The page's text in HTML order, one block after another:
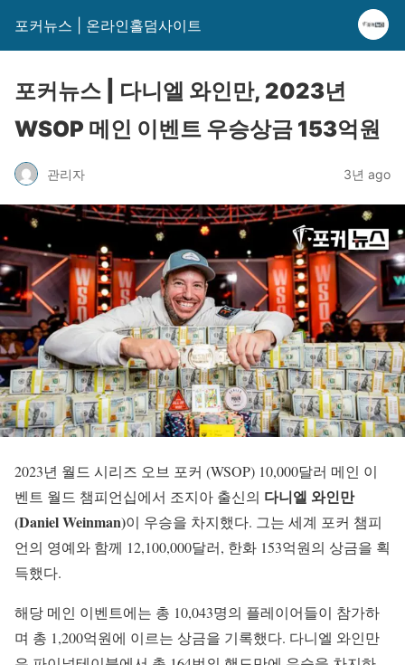
포커뉴스 | 온라인홀덤사이트
포커뉴스 | 다니엘 와인만, 2023년
WSOP 메인 이벤트 우승상금 153억원
관리자 3년 ago
2023년 월드 시리즈 오브 포커 (WSOP) 10,000달러 메인 이
벤트 월드 챔피언십에서 조지아 출신의 다니엘 와인만
(Daniel Weinman)이 우승을 차지했다. 그는 세계 포커 챔피
언의 영예와 함께 12,100,000달러, 한화 153억원의 상금을 획
득했다.
해당 메인 이벤트에는 총 10,043명의 플레이어들이 참가하
며 총 1,200억원에 이르는 상금을 기록했다. 다니엘 와인만